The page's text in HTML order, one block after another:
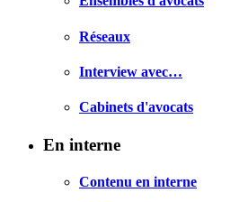
Réseaux
Interview avec…
Cabinets d'avocats
En interne
Contenu en interne